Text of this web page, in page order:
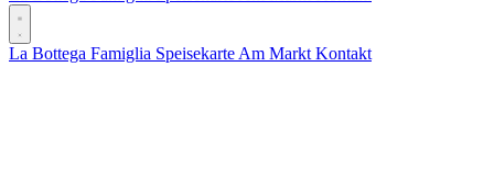
La Bottega Famiglia Speisekarte Am Markt Kontakt